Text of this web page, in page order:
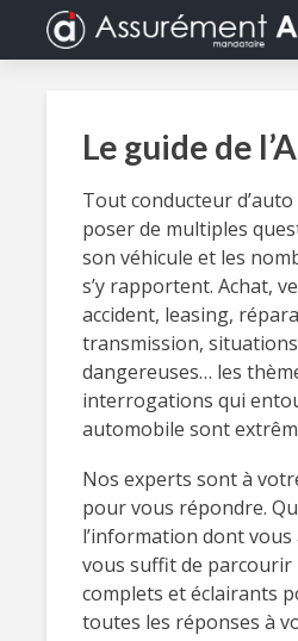
Le guide de
Tout conducteur
poser de multiples
son véhicule et les
s’y rapportent. Achat,
accident, leasing,
transmission,
dangereuses… les
interrogations qui
automobile sont
Nos experts sont à
pour vous répondre.
l’information dont vous
vous suffit de parcourir
complets et éclairants
toutes les réponses à